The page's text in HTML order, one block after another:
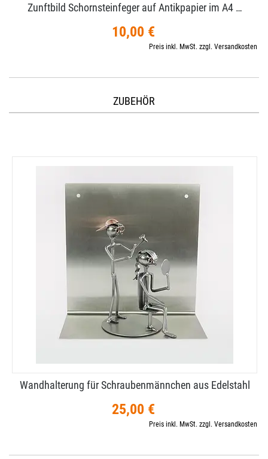
Zunftbild Schornsteinfeger auf Antikpapier im A4 …
10,00 €
Preis inkl. MwSt. zzgl. Versandkosten
ZUBEHÖR
Wandhalterung für Schraubenmännchen aus Edelstahl
25,00 €
Preis inkl. MwSt. zzgl. Versandkosten